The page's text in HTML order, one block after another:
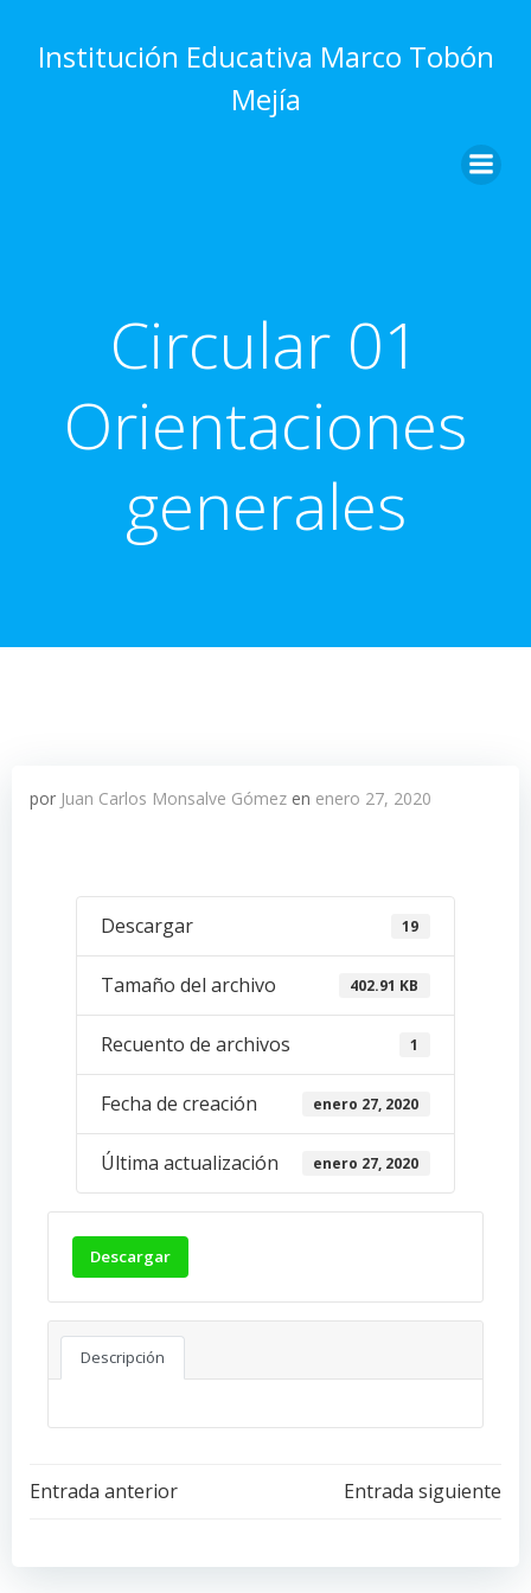
al
contenido
Institución Educativa Marco Tobón
Mejía
Circular 01
Orientaciones
generales
por Juan Carlos Monsalve Gómez en enero 27, 2020
Descargar 19
Tamaño del archivo 402.91 KB
Recuento de archivos 1
Fecha de creación enero 27, 2020
Última actualización enero 27, 2020
Descargar
Descripción
Navegación
de
Entrada anterior
Navegación
de
Entrada siguiente